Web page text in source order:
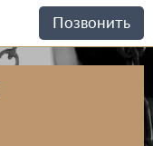
Позвонить